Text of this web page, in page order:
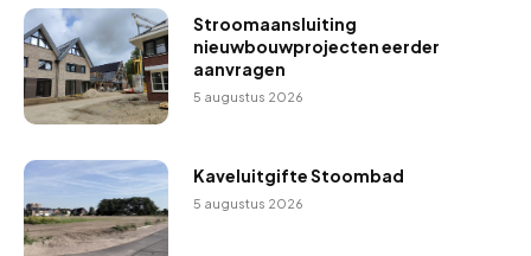
Stroomaansluiting
nieuwbouwprojecten eerder
aanvragen
5 augustus 2026
Kaveluitgifte Stoombad
5 augustus 2026